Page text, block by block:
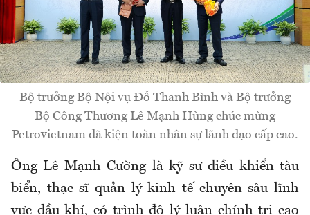
Bộ trưởng Bộ Nội vụ Đỗ Thanh Bình và Bộ trưởng
Bộ Công Thương Lê Mạnh Hùng chúc mừng
Petrovietnam đã kiện toàn nhân sự lãnh đạo cấp cao.
Ông Lê Mạnh Cường là kỹ sư điều khiển tàu
biển, thạc sĩ quản lý kinh tế chuyên sâu lĩnh
vực dầu khí, có trình độ lý luận chính trị cao